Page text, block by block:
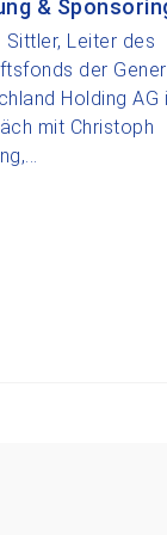
&
Sittler, Leiter des
der
Holding AG
mit Christoph